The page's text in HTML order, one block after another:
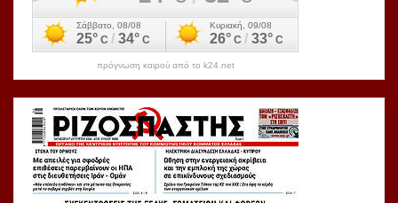
πρόγνωση καιρού από το k24.net